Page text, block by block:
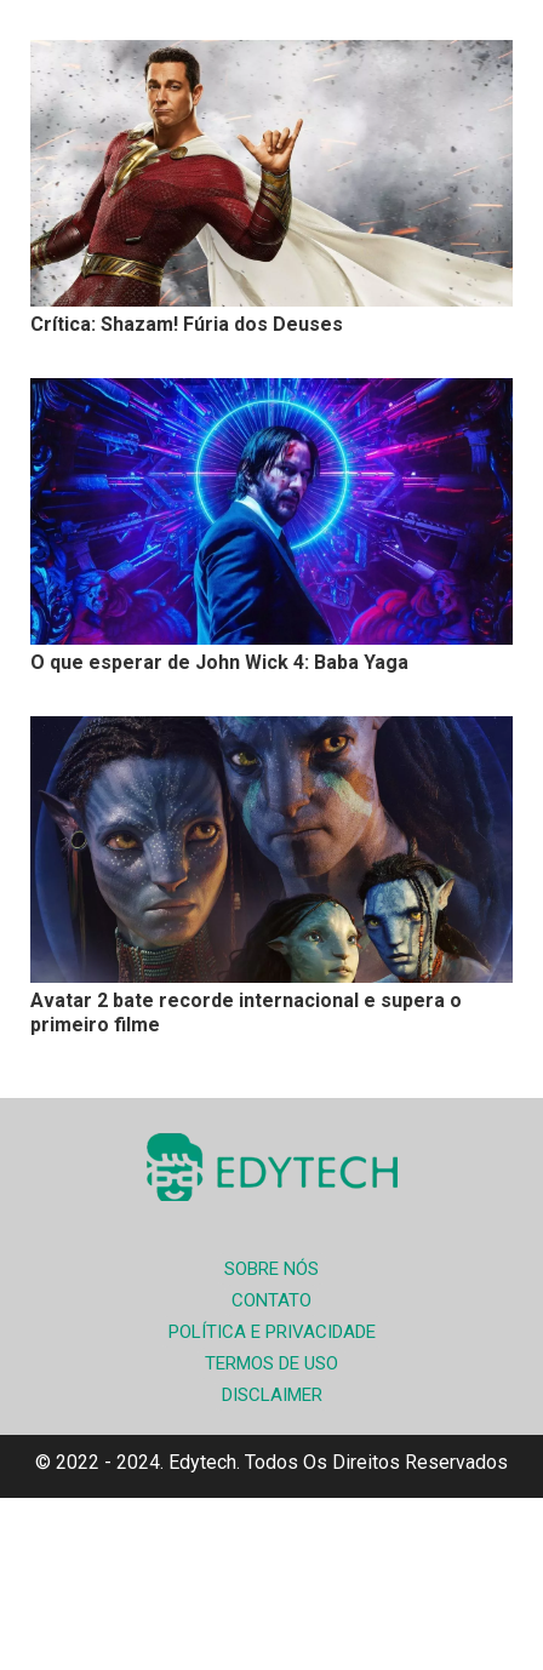
Crítica: Shazam! Fúria dos Deuses
O que esperar de John Wick 4: Baba Yaga
Avatar 2 bate recorde internacional e supera o
primeiro filme
SOBRE NÓS
CONTATO
POLÍTICA E PRIVACIDADE
TERMOS DE USO
DISCLAIMER
© 2022 - 2024. Edytech. Todos Os Direitos Reservados